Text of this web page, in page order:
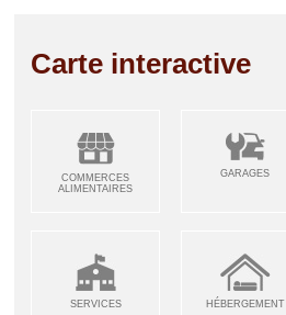
Carte interactive
COMMERCES
ALIMENTAIRES
GARAGES
SERVICES HÉBERGEMENT